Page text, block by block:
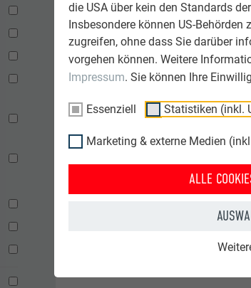
die USA über kein den Standards
Insbesondere können US-
zugreifen, ohne dass Sie darüber
vorgehen können. Weitere
Impressum. Sie können Ihre
Essenziell Statistiken (inkl.
Marketing & externe Medien
ALLE